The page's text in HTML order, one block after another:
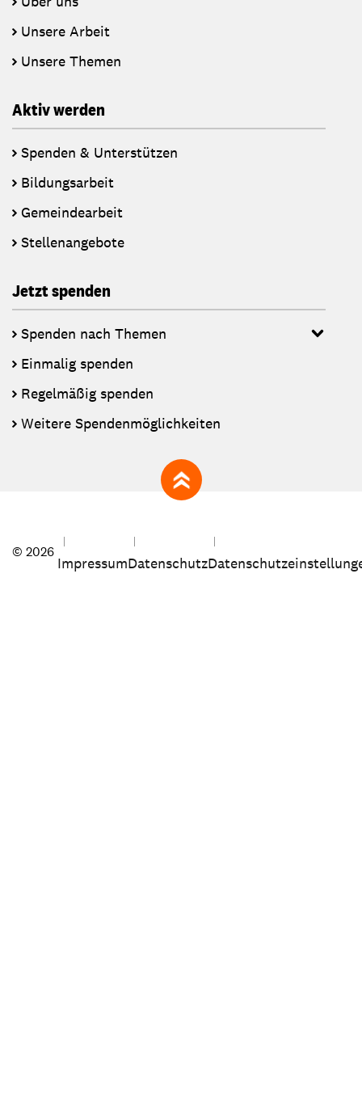
Unsere Arbeit
Unsere Themen
Aktiv werden
Spenden & Unterstützen
Bildungsarbeit
Gemeindearbeit
Stellenangebote
Jetzt spenden
Spenden nach Themen
Einmalig spenden
Regelmäßig spenden
Weitere Spendenmöglichkeiten
zum Seitenanfang
© 2026
ImpressumDatenschutz